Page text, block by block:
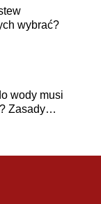
wybrać?
wody musi
Zasady